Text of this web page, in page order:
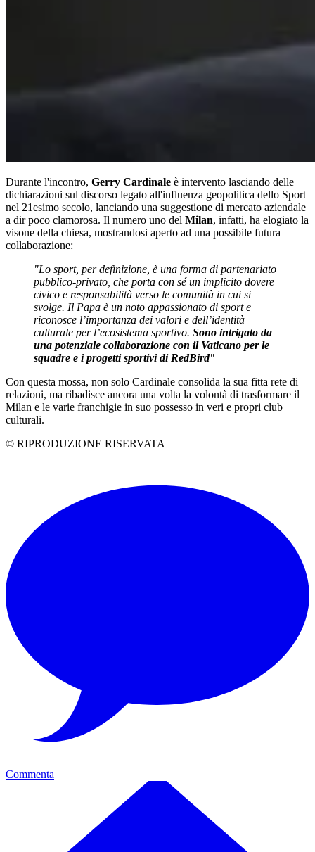
Durante l'incontro, Gerry Cardinale è intervento lasciando delle
dichiarazioni sul discorso legato all'influenza geopolitica dello Sport
nel 21esimo secolo, lanciando una suggestione di mercato aziendale
a dir poco clamorosa. Il numero uno del Milan, infatti, ha elogiato la
visone della chiesa, mostrandosi aperto ad una possibile futura
collaborazione:
"Lo sport, per definizione, è una forma di partenariato
pubblico-privato, che porta con sé un implicito dovere
civico e responsabilità verso le comunità in cui si
svolge. Il Papa è un noto appassionato di sport e
riconosce l’importanza dei valori e dell’identità
culturale per l’ecosistema sportivo. Sono intrigato da
una potenziale collaborazione con il Vaticano per le
squadre e i progetti sportivi di RedBird"
Con questa mossa, non solo Cardinale consolida la sua fitta rete di
relazioni, ma ribadisce ancora una volta la volontà di trasformare il
Milan e le varie franchigie in suo possesso in veri e propri club
culturali.
© RIPRODUZIONE RISERVATA
Commenta